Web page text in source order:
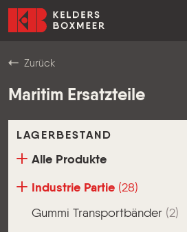
Zum Inhalt springen
Kelders Boxmeer
Zurück
Maritim Ersatzteile
LAGERBESTAND
Alle Produkte
Industrie Partie (28)
Gummi Transportbänder (2)